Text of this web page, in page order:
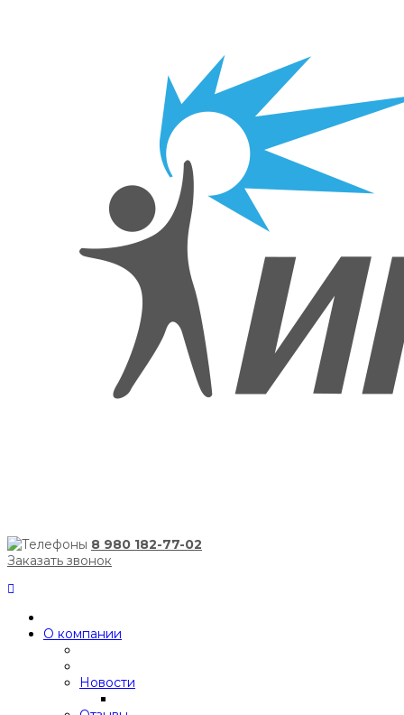
8 980 182-77-02
Заказать звонок
О компании
Новости